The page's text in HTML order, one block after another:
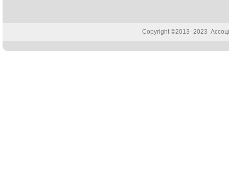
Copyright ©2013- 2023